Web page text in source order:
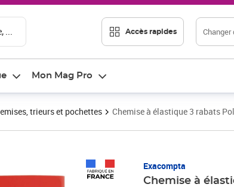
... Accès rapides Changer
Mon Mag Pro
trieurs et pochettes Chemise à élastique 3 rabats
Exacompta
Chemise à
Prix 32,32€